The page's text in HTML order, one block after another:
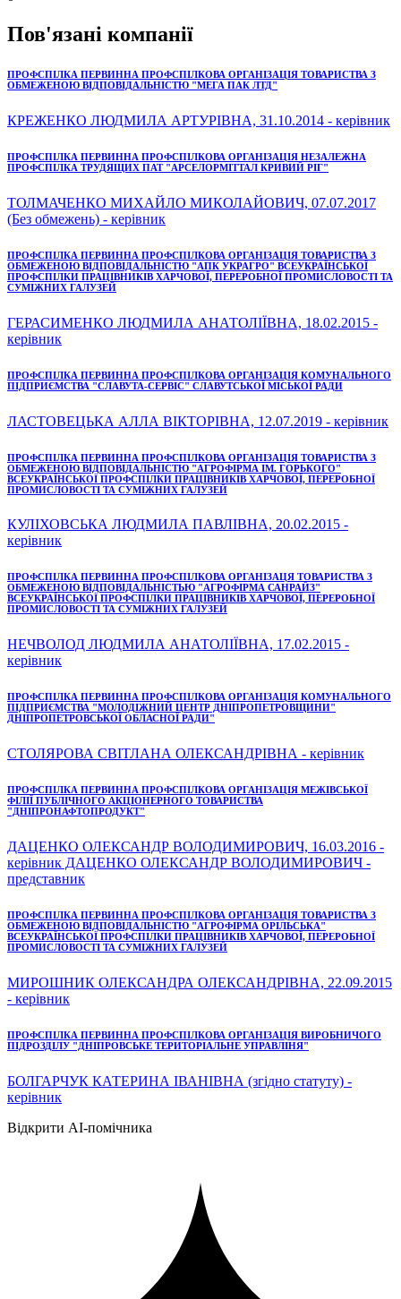
Пов'язані компанії
ПРОФСПІЛКА ПЕРВИННА ПРОФСПІЛКОВА ОРГАНІЗАЦІЯ ТОВАРИСТВА З
ОБМЕЖЕНОЮ ВІДПОВІДАЛЬНІСТЮ "МЕГА ПАК ЛТД"
КРЕЖЕНКО ЛЮДМИЛА АРТУРІВНА, 31.10.2014 - керівник
ПРОФСПІЛКА ПЕРВИННА ПРОФСПІЛКОВА ОРГАНІЗАЦІЯ НЕЗАЛЕЖНА
ПРОФСПІЛКА ТРУДЯЩИХ ПАТ "АРСЕЛОРМІТТАЛ КРИВИЙ РІГ"
ТОЛМАЧЕНКО МИХАЙЛО МИКОЛАЙОВИЧ, 07.07.2017
(Без обмежень) - керівник
ПРОФСПІЛКА ПЕРВИННА ПРОФСПІЛКОВА ОРГАНІЗАЦІЯ ТОВАРИСТВА З
ОБМЕЖЕНОЮ ВІДПОВІДАЛЬНІСТЮ "АПК УКРАГРО" ВСЕУКРАЇНСЬКОЇ
ПРОФСПІЛКИ ПРАЦІВНИКІВ ХАРЧОВОЇ, ПЕРЕРОБНОЇ ПРОМИСЛОВОСТІ ТА
СУМІЖНИХ ГАЛУЗЕЙ
ГЕРАСИМЕНКО ЛЮДМИЛА АНАТОЛІЇВНА, 18.02.2015 -
керівник
ПРОФСПІЛКА ПЕРВИННА ПРОФСПІЛКОВА ОРГАНІЗАЦІЯ КОМУНАЛЬНОГО
ПІДПРИЄМСТВА "СЛАВУТА-СЕРВІС" СЛАВУТСЬКОЇ МІСЬКОЇ РАДИ
ЛАСТОВЕЦЬКА АЛЛА ВІКТОРІВНА, 12.07.2019 - керівник
ПРОФСПІЛКА ПЕРВИННА ПРОФСПІЛКОВА ОРГАНІЗАЦІЯ ТОВАРИСТВА З
ОБМЕЖЕНОЮ ВІДПОВІДАЛЬНІСТЮ "АГРОФІРМА ІМ. ГОРЬКОГО"
ВСЕУКРАЇНСЬКОЇ ПРОФСПІЛКИ ПРАЦІВНИКІВ ХАРЧОВОЇ, ПЕРЕРОБНОЇ
ПРОМИСЛОВОСТІ ТА СУМІЖНИХ ГАЛУЗЕЙ
КУЛІХОВСЬКА ЛЮДМИЛА ПАВЛІВНА, 20.02.2015 -
керівник
ПРОФСПІЛКА ПЕРВИННА ПРОФСПІЛКОВА ОРГАНІЗАЦЯ ТОВАРИСТВА З
ОБМЕЖЕНОЮ ВІДПОВІДАЛЬНІСТЬЮ "АГРОФІРМА САНРАЙЗ"
ВСЕУКРАЇНСЬКОЇ ПРОФСПІЛКИ ПРАЦІВНИКІВ ХАРЧОВОЇ, ПЕРЕРОБНОЇ
ПРОМИСЛОВОСТІ ТА СУМІЖНИХ ГАЛУЗЕЙ
НЕЧВОЛОД ЛЮДМИЛА АНАТОЛІЇВНА, 17.02.2015 -
керівник
ПРОФСПІЛКА ПЕРВИННА ПРОФСПІЛКОВА ОРГАНІЗАЦІЯ КОМУНАЛЬНОГО
ПІДПРИЄМСТВА "МОЛОДІЖНИЙ ЦЕНТР ДНІПРОПЕТРОВЩИНИ"
ДНІПРОПЕТРОВСЬКОЇ ОБЛАСНОЇ РАДИ"
СТОЛЯРОВА СВІТЛАНА ОЛЕКСАНДРІВНА - керівник
ПРОФСПІЛКА ПЕРВИННА ПРОФСПІЛКОВА ОРГАНІЗАЦІЯ МЕЖІВСЬКОЇ
ФІЛІЇ ПУБЛІЧНОГО АКЦІОНЕРНОГО ТОВАРИСТВА
"ДНІПРОНАФТОПРОДУКТ"
ДАЦЕНКО ОЛЕКСАНДР ВОЛОДИМИРОВИЧ, 16.03.2016 -
керівник ДАЦЕНКО ОЛЕКСАНДР ВОЛОДИМИРОВИЧ -
представник
ПРОФСПІЛКА ПЕРВИННА ПРОФСПІЛКОВА ОРГАНІЗАЦІЯ ТОВАРИСТВА З
ОБМЕЖЕНОЮ ВІДПОВІДАЛЬНІСТЮ "АГРОФІРМА ОРІЛЬСЬКА"
ВСЕУКРАЇНСЬКОЇ ПРОФСПІЛКИ ПРАЦІВНИКІВ ХАРЧОВОЇ, ПЕРЕРОБНОЇ
ПРОМИСЛОВОСТІ ТА СУМІЖНИХ ГАЛУЗЕЙ
МИРОШНИК ОЛЕКСАНДРА ОЛЕКСАНДРІВНА, 22.09.2015
- керівник
ПРОФСПІЛКА ПЕРВИННА ПРОФСПІЛКОВА ОРГАНІЗАЦІЯ ВИРОБНИЧОГО
ПІДРОЗДІЛУ "ДНІПРОВСЬКЕ ТЕРИТОРІАЛЬНЕ УПРАВЛІНЯ"
БОЛГАРЧУК КАТЕРИНА ІВАНІВНА (згідно статуту) -
керівник
Відкрити AI-помічника